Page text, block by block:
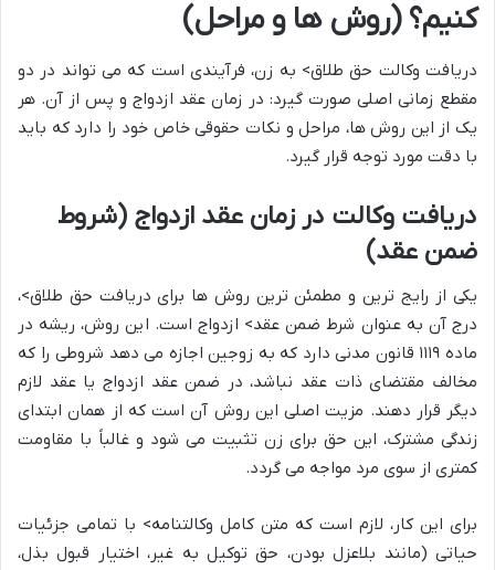
کنیم؟ (روش ها و مراحل)
دریافت وکالت حق طلاق> به زن، فرآیندی است که می تواند در دو
مقطع زمانی اصلی صورت گیرد: در زمان عقد ازدواج و پس از آن. هر
یک از این روش ها، مراحل و نکات حقوقی خاص خود را دارد که باید
با دقت مورد توجه قرار گیرد.
دریافت وکالت در زمان عقد ازدواج (شروط
ضمن عقد)
یکی از رایج ترین و مطمئن ترین روش ها برای دریافت حق طلاق>،
درج آن به عنوان شرط ضمن عقد> ازدواج است. این روش، ریشه در
ماده ۱۱۱۹ قانون مدنی دارد که به زوجین اجازه می دهد شروطی را که
مخالف مقتضای ذات عقد نباشد، در ضمن عقد ازدواج یا عقد لازم
دیگر قرار دهند. مزیت اصلی این روش آن است که از همان ابتدای
زندگی مشترک، این حق برای زن تثبیت می شود و غالباً با مقاومت
کمتری از سوی مرد مواجه می گردد.
برای این کار، لازم است که متن کامل وکالتنامه> با تمامی جزئیات
حیاتی (مانند بلاعزل بودن، حق توکیل به غیر، اختیار قبول بذل،